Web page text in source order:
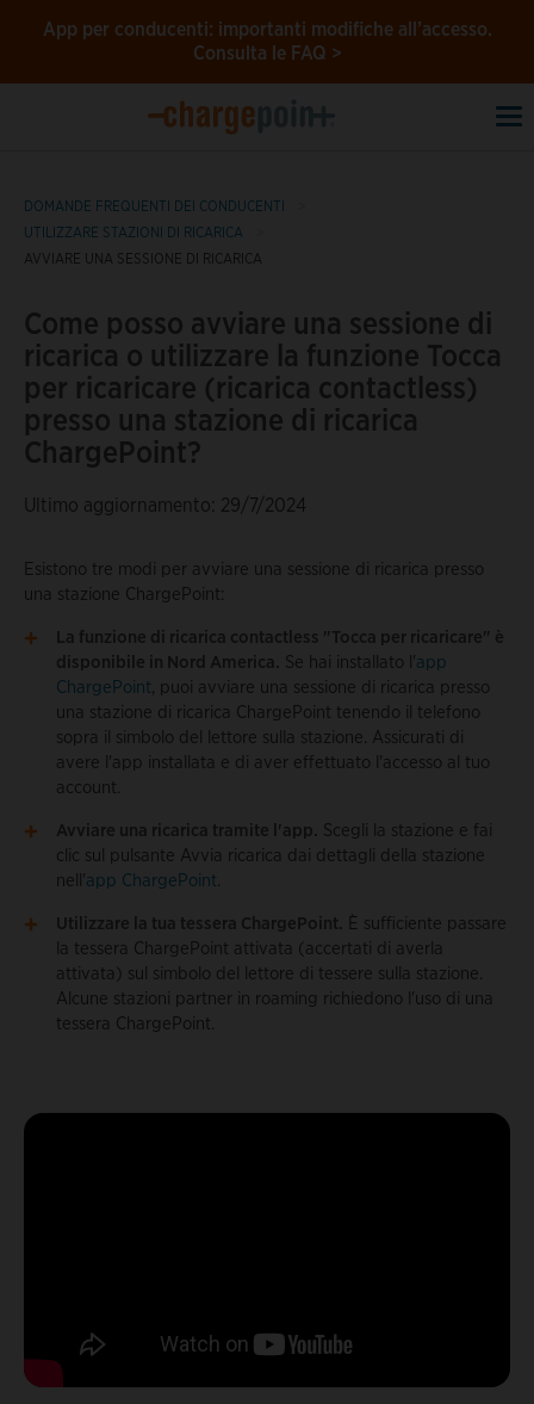
App per conducenti: importanti modifiche all’accesso.
Consulta le FAQ >
DOMANDE FREQUENTI DEI CONDUCENTI
UTILIZZARE STAZIONI DI RICARICA
AVVIARE UNA SESSIONE DI RICARICA
Come posso avviare una sessione di
ricarica o utilizzare la funzione Tocca
per ricaricare (ricarica contactless)
presso una stazione di ricarica
ChargePoint?
Ultimo aggiornamento: 29/7/2024
Esistono tre modi per avviare una sessione di ricarica presso
una stazione ChargePoint:
La funzione di ricarica contactless "Tocca per ricaricare" è
disponibile in Nord America. Se hai installato l'app
ChargePoint, puoi avviare una sessione di ricarica presso
una stazione di ricarica ChargePoint tenendo il telefono
sopra il simbolo del lettore sulla stazione. Assicurati di
avere l'app installata e di aver effettuato l'accesso al tuo
account.
Avviare una ricarica tramite l'app. Scegli la stazione e fai
clic sul pulsante Avvia ricarica dai dettagli della stazione
nell'app ChargePoint.
Utilizzare la tua tessera ChargePoint. È sufficiente passare
la tessera ChargePoint attivata (accertati di averla
attivata) sul simbolo del lettore di tessere sulla stazione.
Alcune stazioni partner in roaming richiedono l'uso di una
tessera ChargePoint.